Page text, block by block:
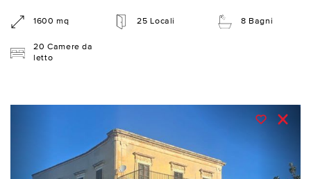
1600 mq 25 Locali 8 Bagni
20 Camere da
letto